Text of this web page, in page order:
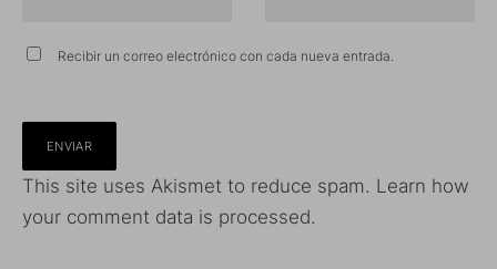
Recibir un correo electrónico con cada nueva entrada.
This site uses Akismet to reduce spam. Learn how
your comment data is processed.